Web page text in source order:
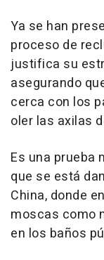
Ya se han
proceso de
justifica su
asegurando
cerca con los
oler las axilas
Es una prueba
que se está
China, donde
moscas como
en los baños